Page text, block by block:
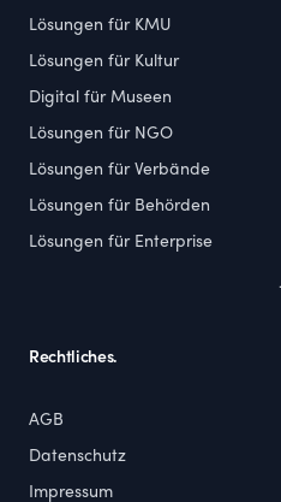
Lösungen für KMU
Lösungen für Kultur
Digital für Museen
Lösungen für NGO
Lösungen für Verbände
Lösungen für Behörden
Lösungen für Enterprise
Rechtliches.
AGB
Datenschutz
Impressum